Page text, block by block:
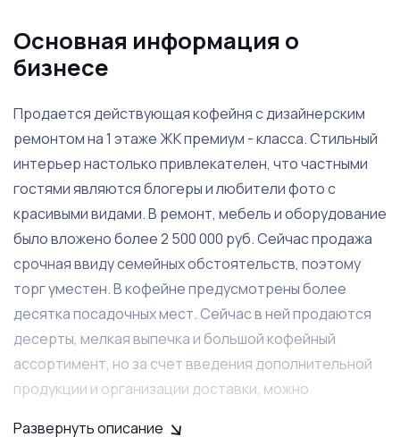
Основная информация о
бизнесе
Продается действующая кофейня с дизайнерским
ремонтом на 1 этаже ЖК премиум - класса. Стильный
интерьер настолько привлекателен, что частными
гостями являются блогеры и любители фото с
красивыми видами. В ремонт, мебель и оборудование
было вложено более 2 500 000 руб. Сейчас продажа
срочная ввиду семейных обстоятельств, поэтому
торг уместен. В кофейне предусмотрены более
десятка посадочных мест. Сейчас в ней продаются
десерты, мелкая выпечка и большой кофейный
ассортимент, но за счет введения дополнительной
продукции и организации доставки, можно
Развернуть описание